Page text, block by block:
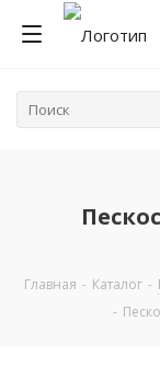
Главная - Каталог -
-